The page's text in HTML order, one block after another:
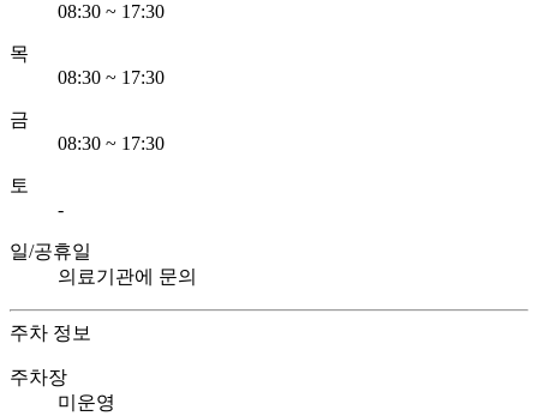
08:30 ~ 17:30
목
08:30 ~ 17:30
금
08:30 ~ 17:30
토
-
일/공휴일
의료기관에 문의
주차 정보
주차장
미운영